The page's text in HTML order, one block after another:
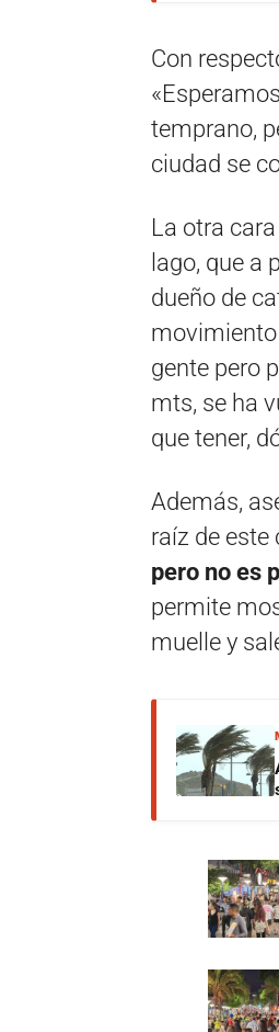
Con
temprano,
ciudad se
La otra
lago, que a
dueño de
gente pero
mts, se ha
que tener,
Además,
raíz de este
pero no es
permite
muelle y